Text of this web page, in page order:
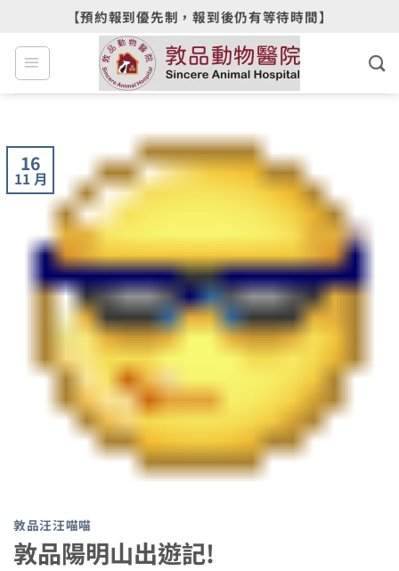
content
【預約報到優先制，報到後仍有等待時間】
16
11 月
敦品汪汪喵喵
敦品陽明山出遊記!